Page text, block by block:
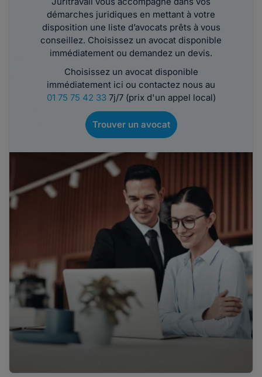
démarches juridiques en mettant à votre
disposition une liste d’avocats prêts à vous
conseillez. Choisissez un avocat disponible
immédiatement ou demandez un devis.
Choisissez un avocat disponible
immédiatement ici ou contactez nous au
01 75 75 42 337j/7 (prix d'un appel local)
Trouver un avocat